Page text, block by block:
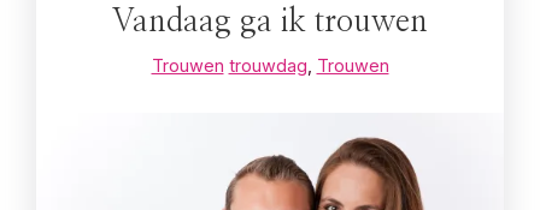
Vandaag ga ik trouwen
Trouwen trouwdag Trouwen